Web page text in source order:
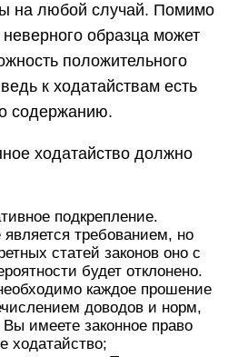
на любой случай. Помимо
образца может
положительного
к ходатайствам есть
содержанию.
ходатайство должно
подкрепление.
требованием, но
статей законов оно с
будет отклонено.
каждое прошение
доводов и норм,
имеете законное право
ходатайство;